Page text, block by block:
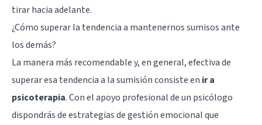
tirar hacia adelante.
¿Cómo superar la tendencia a mantenernos sumisos ante
los demás?
La manera más recomendable y, en general, efectiva de
superar esa tendencia a la sumisión consiste en ir a
psicoterapia. Con el apoyo profesional de un psicólogo
dispondrás de estrategias de gestión emocional que